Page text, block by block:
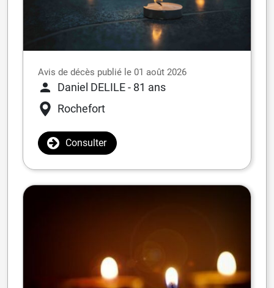
Avis de décès publié le 01 août 2026
Daniel DELILE- 81 ans
Rochefort
Consulter